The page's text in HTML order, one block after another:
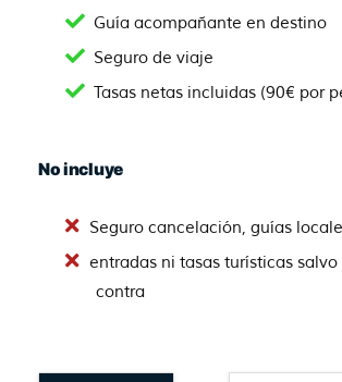
Guía acompañante en destino
Seguro de viaje
Tasas netas incluidas (90€ por
No incluye
Seguro cancelación, guías
entradas ni tasas turísticas
contra